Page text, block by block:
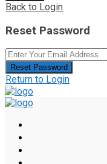
Back to Login
Reset Password
Reset Password
Return to Login